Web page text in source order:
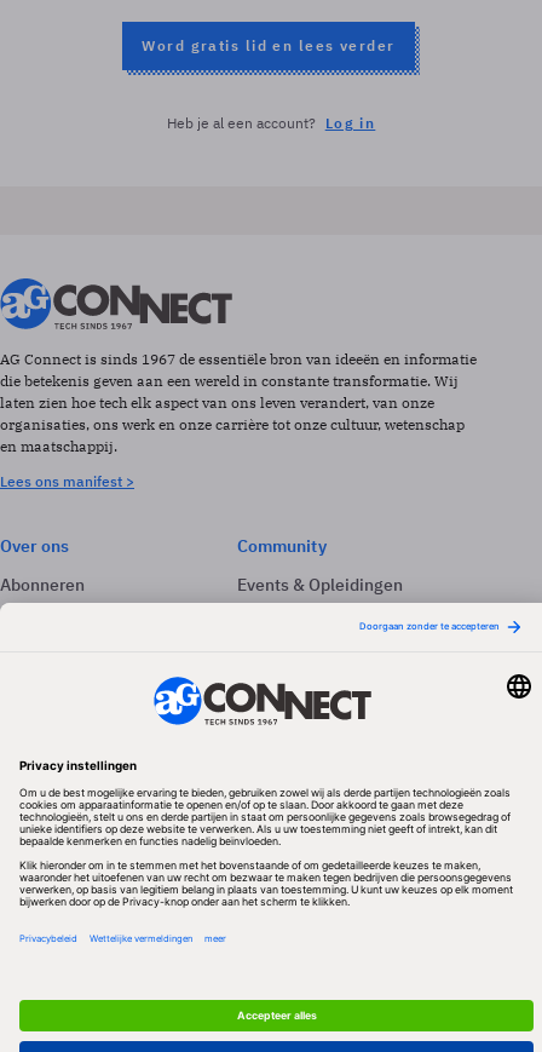
Word gratis lid en lees verder
Heb je al een account? Log in
AG Connect is sinds 1967 de essentiële bron van ideeën en informatie
die betekenis geven aan een wereld in constante transformatie. Wij
laten zien hoe tech elk aspect van ons leven verandert, van onze
organisaties, ons werk en onze carrière tot onze cultuur, wetenschap
en maatschappij.
Lees ons manifest >
Over ons
Abonneren
Adverteren
Community
Events & Opleidingen
Volg ons
Redactionele partner
Algemene Voorwaarden & Copyrights